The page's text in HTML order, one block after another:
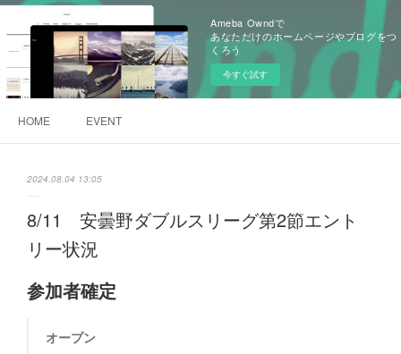
Ameba Owndで
あなただけのホームページやブログをつ
くろう
今すぐ試す
HOME EVENT
2024.08.04 13:05
8/11 安曇野ダブルスリーグ第2節エント
リー状況
参加者確定
オープン